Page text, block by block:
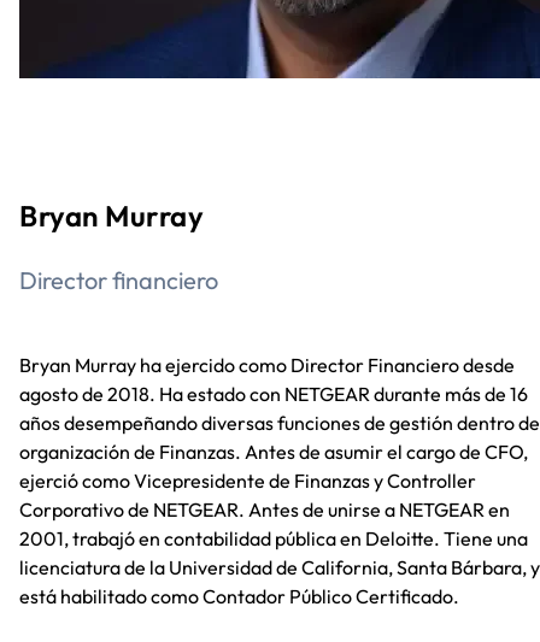
Bryan Murray
Director financiero
Bryan Murray ha ejercido como Director Financiero desde
agosto de 2018. Ha estado con NETGEAR durante más de 16
años desempeñando diversas funciones de gestión dentro
organización de Finanzas. Antes de asumir el cargo de CFO,
ejerció como Vicepresidente de Finanzas y Controller
Corporativo de NETGEAR. Antes de unirse a NETGEAR en
2001, trabajó en contabilidad pública en Deloitte. Tiene una
licenciatura de la Universidad de California, Santa Bárbara, y
está habilitado como Contador Público Certificado.